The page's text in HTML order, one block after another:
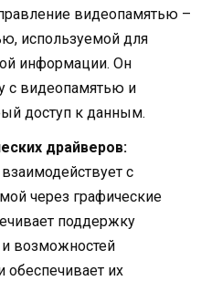
видеопамятью –
используемой для
информации. Он
с видеопамятью и
доступ к данным.
драйверов:
с
через графические
поддержку
возможностей
обеспечивает их